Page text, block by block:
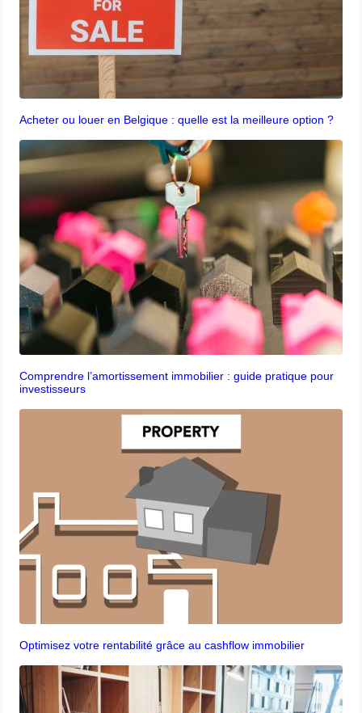
Acheter ou louer en Belgique : quelle est la meilleure option ?
Comprendre l’amortissement immobilier : guide pratique pour
investisseurs
Optimisez votre rentabilité grâce au cashflow immobilier